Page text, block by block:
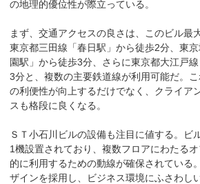
の地理的優位性が際立っている。
まず、交通アクセスの良さは、このビル最
東京都三田線「春日駅」から徒歩2分、東
園駅」から徒歩3分、さらに東京都大江戸
3分と、複数の主要鉄道線が利用可能だ。
の利便性が向上するだけでなく、クライア
スも格段に良くなる。
ＳＴ小石川ビルの設備も注目に値する。ビ
1機設置されており、複数フロアにわたる
的に利用するための動線が確保されている
ザインを採用し、ビジネス環境にふさわし